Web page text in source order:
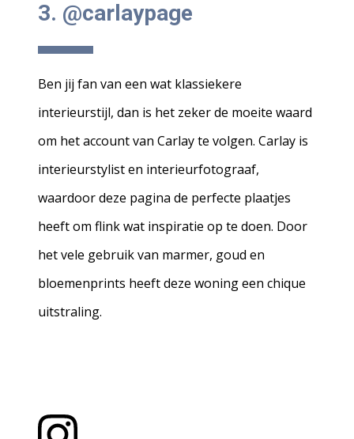
3. @carlaypage
Ben jij fan van een wat klassiekere
interieurstijl, dan is het zeker de moeite waard
om het account van Carlay te volgen. Carlay is
interieurstylist en interieurfotograaf,
waardoor deze pagina de perfecte plaatjes
heeft om flink wat inspiratie op te doen. Door
het vele gebruik van marmer, goud en
bloemenprints heeft deze woning een chique
uitstraling.